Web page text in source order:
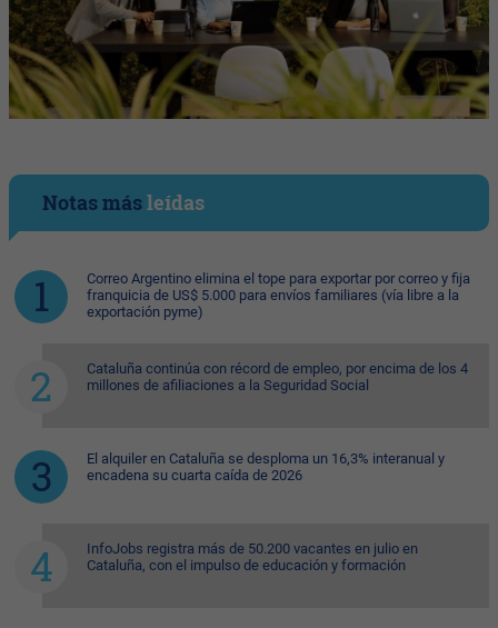
Notas másleídas
Correo Argentino elimina el tope para exportar por correo y fija
franquicia de US$ 5.000 para envíos familiares (vía libre a la
exportación pyme)
Cataluña continúa con récord de empleo, por encima de los 4
millones de afiliaciones a la Seguridad Social
El alquiler en Cataluña se desploma un 16,3% interanual y
encadena su cuarta caída de 2026
InfoJobs registra más de 50.200 vacantes en julio en
Cataluña, con el impulso de educación y formación